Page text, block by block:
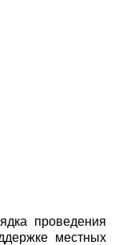
проведения
местных